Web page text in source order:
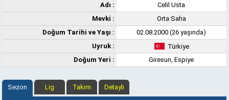
Adı :
Celil Usta
Mevki :
Orta Saha
Doğum Tarihi ve Yaşı :
02.08.2000 (26 yaşında)
Uyruk :
Türkiye
Doğum Yeri :
Giresun, Espiye
Sezon Lig Takım Detaylı